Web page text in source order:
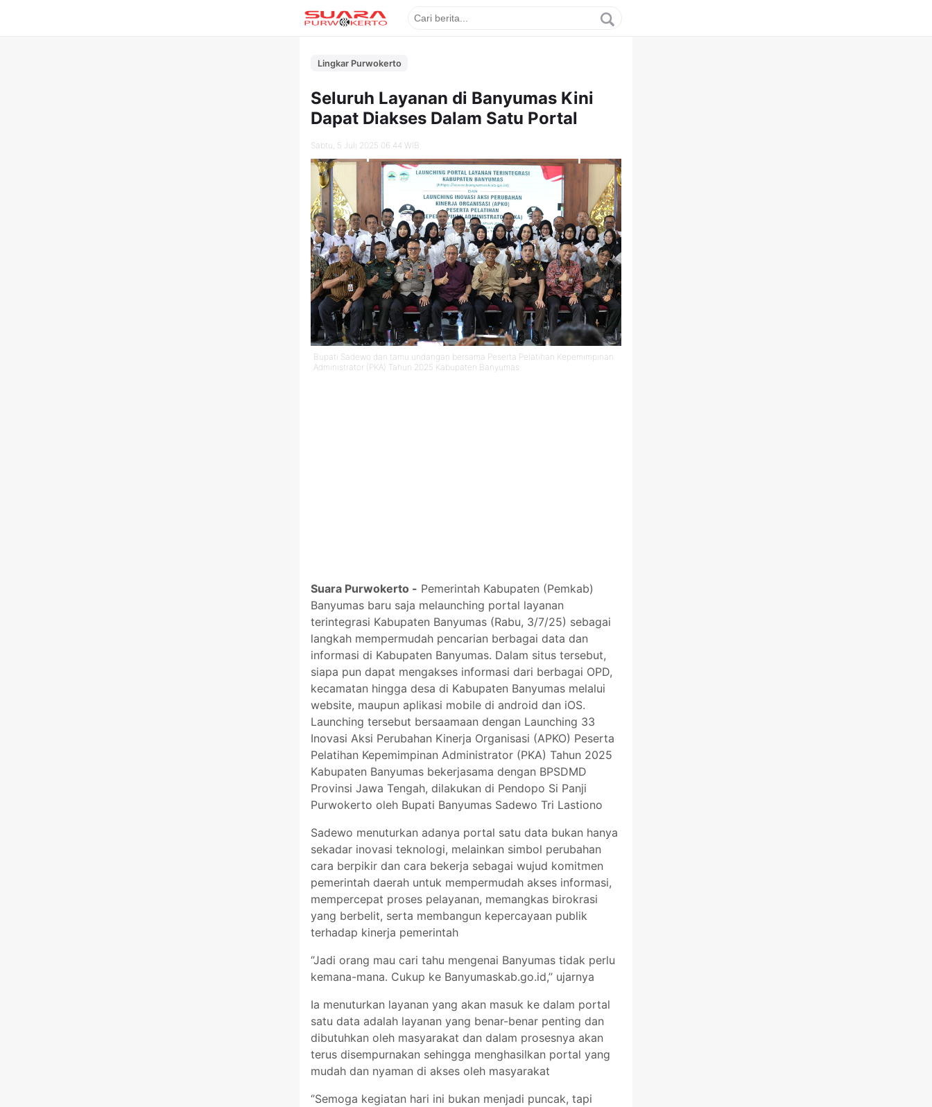
Lingkar Purwokerto
Seluruh Layanan di Banyumas Kini
Dapat Diakses Dalam Satu Portal
Sabtu, 5 Juli 2025 06.44 WIB
Bupati Sadewo dan tamu undangan bersama Peserta Pelatihan Kepemimpinan
Administrator (PKA) Tahun 2025 Kabupaten Banyumas
Suara Purwokerto - Pemerintah Kabupaten (Pemkab)
Banyumas baru saja melaunching portal layanan
terintegrasi Kabupaten Banyumas (Rabu, 3/7/25) sebagai
langkah mempermudah pencarian berbagai data dan
informasi di Kabupaten Banyumas. Dalam situs tersebut,
siapa pun dapat mengakses informasi dari berbagai OPD,
kecamatan hingga desa di Kabupaten Banyumas melalui
website, maupun aplikasi mobile di android dan iOS.
Launching tersebut bersaamaan dengan Launching 33
Inovasi Aksi Perubahan Kinerja Organisasi (APKO) Peserta
Pelatihan Kepemimpinan Administrator (PKA) Tahun 2025
Kabupaten Banyumas bekerjasama dengan BPSDMD
Provinsi Jawa Tengah, dilakukan di Pendopo Si Panji
Purwokerto oleh Bupati Banyumas Sadewo Tri Lastiono
Sadewo menuturkan adanya portal satu data bukan hanya
sekadar inovasi teknologi, melainkan simbol perubahan
cara berpikir dan cara bekerja sebagai wujud komitmen
pemerintah daerah untuk mempermudah akses informasi,
mempercepat proses pelayanan, memangkas birokrasi
yang berbelit, serta membangun kepercayaan publik
terhadap kinerja pemerintah
‘’Jadi orang mau cari tahu mengenai Banyumas tidak perlu
kemana-mana. Cukup ke Banyumaskab.go.id,’’ ujarnya
Ia menuturkan layanan yang akan masuk ke dalam portal
satu data adalah layanan yang benar-benar penting dan
dibutuhkan oleh masyarakat dan dalam prosesnya akan
terus disempurnakan sehingga menghasilkan portal yang
mudah dan nyaman di akses oleh masyarakat
‘’Semoga kegiatan hari ini bukan menjadi puncak, tapi